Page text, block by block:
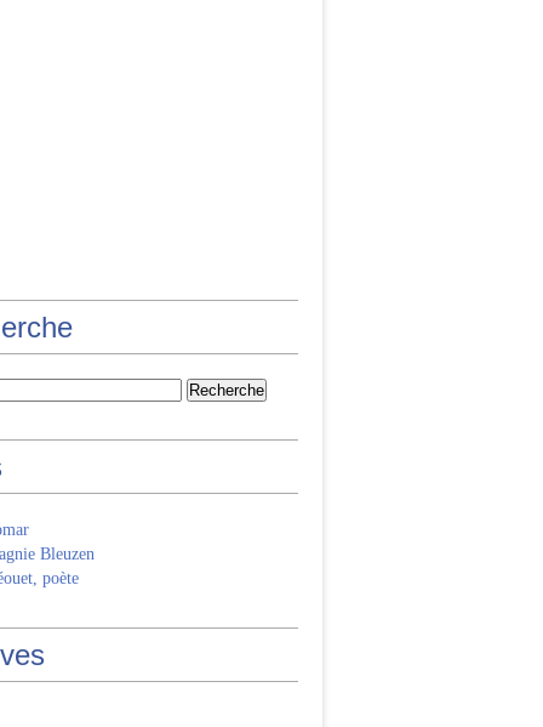
Bleuzen
poète